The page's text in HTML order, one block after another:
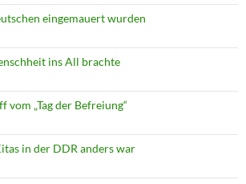
eingemauert wurden
ins All brachte
„Tag der Befreiung“
in der DDR anders war